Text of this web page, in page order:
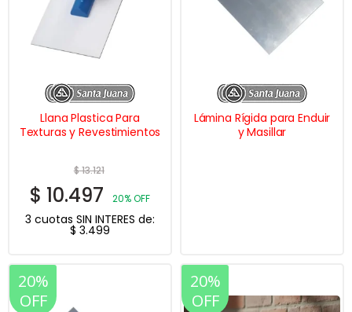
Llana Plastica Para
Texturas y Revestimientos
$13.121
$ 10.497 20% OFF
3 cuotas SIN INTERES de:
$ 3.499
Lámina Rígida para Enduir
y Masillar
20%
OFF
20%
OFF